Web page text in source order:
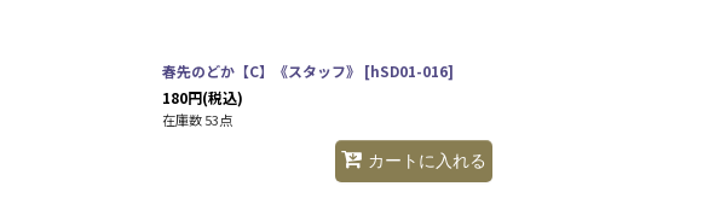
春先のどか【C】《スタッフ》 [hSD01-016]
180円(税込)
在庫数 53点
カートに入れる